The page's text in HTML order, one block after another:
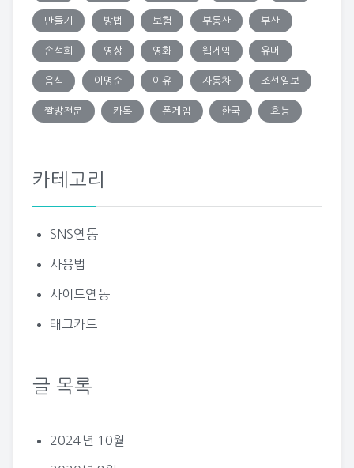
만들기 방법 보험 부동산 부산
손석희 영상 영화 웹게임 유머
음식 이명순 이유 자동차 조선일보
짤방전문 카톡 폰게임 한국 효능
카테고리
SNS연동
사용법
사이트연동
태그카드
글 목록
2024년 10월